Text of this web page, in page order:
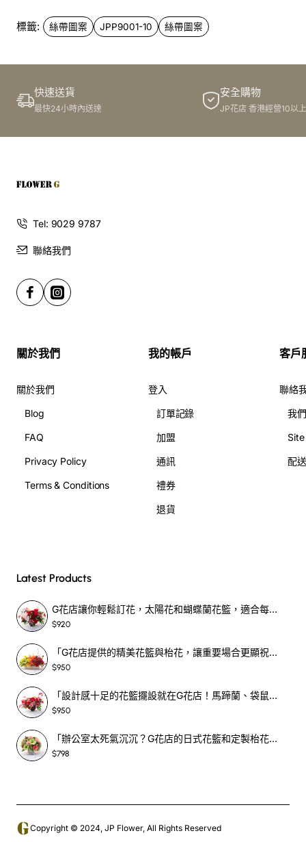
標籤: 絲帶圖案 JPP9001-10 絲帶圖案
快速送貨
最快24小時內送達
安全購物
JP花店 香港經營10以
Tel: 9029 9787
聯絡我們
關於我們
關於我們
Blog
FAQ
Privacy Policy
Terms & Conditions
我的帳戶
登入
訂單記錄
加盟
通訊
禮券
退貨
客戶
聯絡
我
配
Latest Products
G花店讓你輕鬆訂花，太陽花和蝴蝶蘭花籃，適合每個重要時刻！-SF390
$920
「G花店提供的精美花籃與枱花，讓重要場合更顯祝賀與喜悅，適合各種用場！」-SF398
$950
「設計感十足的花籃擺設就在G花店！馬蹄蘭、袋鼠爪、罌粟花，為你的重大場合增光添彩！」-SF209
$950
「辦公室太死氣沉沉？G花店的日式花籃和定製枱花，為你帶來新鮮感！」-SF465
$798
Copyright © 2024, JP Flower, All Rights Reserved